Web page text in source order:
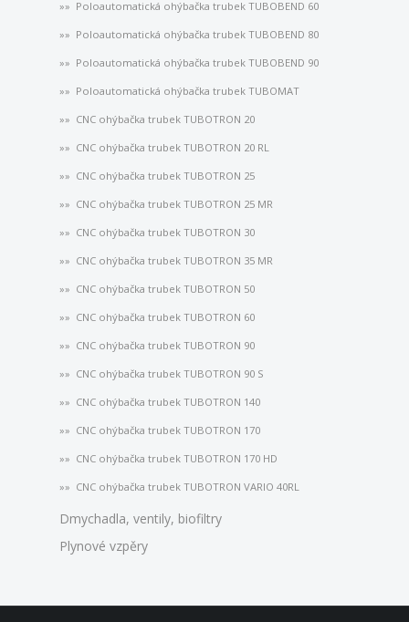
Poloautomatická ohýbačka trubek TUBOBEND 60
Poloautomatická ohýbačka trubek TUBOBEND 80
Poloautomatická ohýbačka trubek TUBOBEND 90
Poloautomatická ohýbačka trubek TUBOMAT
CNC ohýbačka trubek TUBOTRON 20
CNC ohýbačka trubek TUBOTRON 20 RL
CNC ohýbačka trubek TUBOTRON 25
CNC ohýbačka trubek TUBOTRON 25 MR
CNC ohýbačka trubek TUBOTRON 30
CNC ohýbačka trubek TUBOTRON 35 MR
CNC ohýbačka trubek TUBOTRON 50
CNC ohýbačka trubek TUBOTRON 60
CNC ohýbačka trubek TUBOTRON 90
CNC ohýbačka trubek TUBOTRON 90 S
CNC ohýbačka trubek TUBOTRON 140
CNC ohýbačka trubek TUBOTRON 170
CNC ohýbačka trubek TUBOTRON 170 HD
CNC ohýbačka trubek TUBOTRON VARIO 40RL
Dmychadla, ventily, biofiltry
Plynové vzpěry